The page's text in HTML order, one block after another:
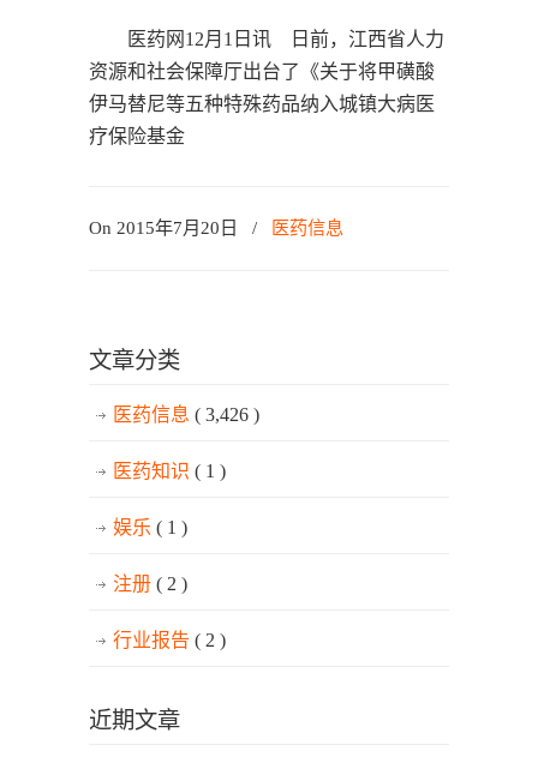
医药网12月1日讯 日前，江西省人力
资源和社会保障厅出台了《关于将甲磺酸
伊马替尼等五种特殊药品纳入城镇大病医
疗保险基金
On 2015年7月20日 / 医药信息
文章分类
医药信息 ( 3,426 )
医药知识 ( 1 )
娱乐 ( 1 )
注册 ( 2 )
行业报告 ( 2 )
近期文章